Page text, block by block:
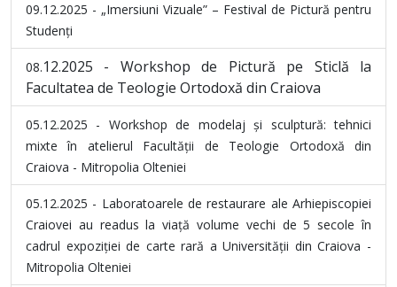
09.12.2025 - „Imersiuni Vizuale” – Festival de Pictură pentru
Studenți
08.12.2025 - Workshop de Pictură pe Sticlă la
Facultatea de Teologie Ortodoxă din Craiova
05.12.2025 - Workshop de modelaj și sculptură: tehnici
mixte în atelierul Facultății de Teologie Ortodoxă din
Craiova - Mitropolia Olteniei
05.12.2025 - Laboratoarele de restaurare ale Arhiepiscopiei
Craiovei au readus la viață volume vechi de 5 secole în
cadrul expoziției de carte rară a Universității din Craiova -
Mitropolia Olteniei